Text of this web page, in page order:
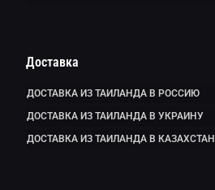
Доставка
ДОСТАВКА ИЗ ТАИЛАНДА В РОССИЮ
ДОСТАВКА ИЗ ТАИЛАНДА В УКРАИНУ
ДОСТАВКА ИЗ ТАИЛАНДА В КАЗАХСТАН